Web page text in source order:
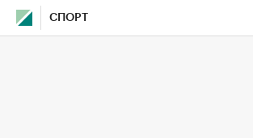
СПОРТ